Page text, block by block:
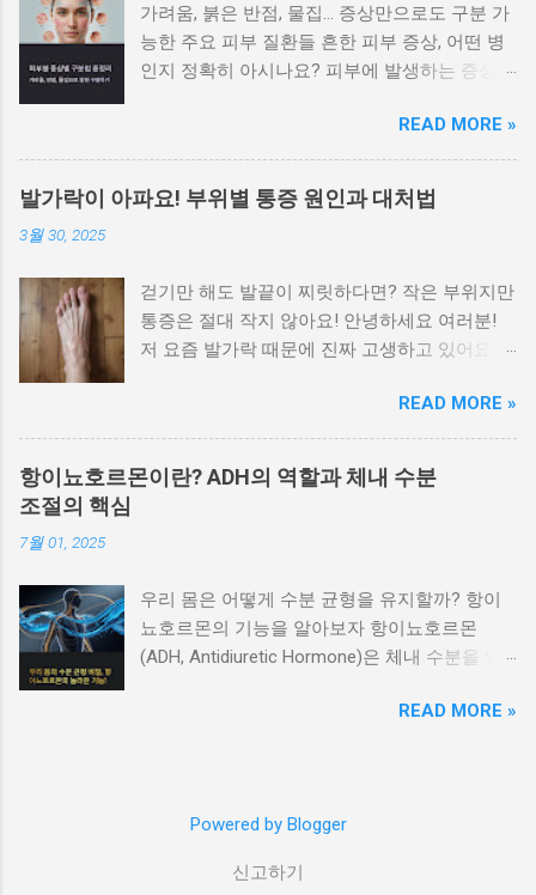
가려움, 붉은 반점, 물집… 증상만으로도 구분 가
능한 주요 피부 질환들 흔한 피부 증상, 어떤 병
인지 정확히 아시나요? 피부에 발생하는 증상은
수 있으며, 치료법도 달라집니다. 가려움이나 붉
은 반점, 각질, 수포 등 증상만으로도 어느 정도
피부병을 구별할 수 있습니다. 이 글에서는 대표
적인 피부 질환을 증상별로 나눠 정리 하여 빠르
는 경우 습진과 옴을 우선적으로 의심해야 합니
다 가장 흔한 피부 증상인 가려움은 원인에 따라
양상이 다릅니다. 습진 은 피부가 붉어지고 벗겨
으로, 특히 밤에 가려움이 심해지는 것이 특징입
니다. 가려운 부위가 손가락 사이, 겨드랑이, 배
꼽 주변이라면 옴의 가능성이 높습니다. 붉은 반
급성 두드러기나 알레르기성 피부염 이 생길 수
있습니다. 가렵고, 붉은 발진이 일시적으로 퍼졌
다가 사라지는 증상이 반복된다면 면역 반응과
관련된 피부 질환일 가능성이 큽니다. 물집이 생
기고 터진 자리에 진물이 날 때 대상포진이나 접
학물질 접촉 후 피부에 염증과 수포가 생깁니다.
로 생기며 긁을 경우 진물과 함께 색소침착이 남
READ MORE »
발가락이 아파요! 부위별 통증 원인과 대처법
3월 30, 2025
걷기만 해도 발끝이 찌릿하다면? 작은 부위지만
통증은 절대 작지 않아요! 안녕하세요 여러분!
저 요즘 발가락 때문에 진짜 고생하고 있어요.
딜 때, 말로 표현 못할 만큼 아프더라고요. 처음
엔 대수롭지 않게 생각했는데 이게 점점 심해져
서 결국 병원도 다녀왔습니다. 발가락이 이렇게
나 중요했다는 걸, 직접 아파보고 나서야 알겠더
증: 통풍? 무지외반증? 발가락 마디별 통증 비교
찌릿한 통증의 원인 5가지 갑자기 아픈 발가락,
응급 상황일까? 부위별 자가치료법 한눈에 보기
무지외반증? 엄지발가락이 유독 아프고 붓는다
징이죠. 또 하나의 대표적인 원인은 ‘무지외반
증’. 하이힐 자주 신으시거나 평발 있으신 분들,
READ MORE »
항이뇨호르몬이란? ADH의 역할과 체내 수분
조절의 핵심
7월 01, 2025
우리 몸은 어떻게 수분 균형을 유지할까? 항이
뇨호르몬의 기능을 알아보자 항이뇨호르몬
(ADH, Antidiuretic Hormone)은 체내 수분을 일
호르몬입니다. 주로 신장과 혈관에 작용해 수분
이상 분비 시 나타나는 문제점까지 체계적으로
질까? ADH는 뇌의 시상하부에서 생성되어 뇌하
READ MORE »
Powered by Blogger
신고하기